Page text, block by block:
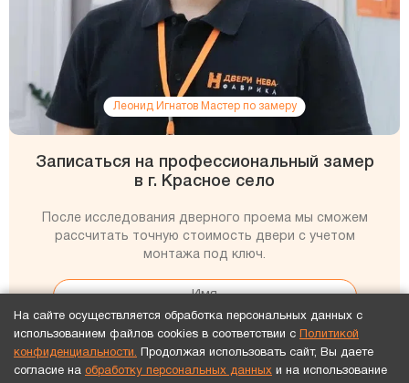
Леонид Игнатов Мастер по замеру
Записаться на профессиональный замер
в г. Красное село
После исследования дверного проема мы сможем
рассчитать точную стоимость двери с учетом
монтажа под ключ.
На сайте осуществляется обработка персональных данных с
использованием файлов cookies в соответствии с
Политикой
конфиденциальности. Продолжая использовать сайт, Вы даете
согласие на обработку персональных данных и на использование